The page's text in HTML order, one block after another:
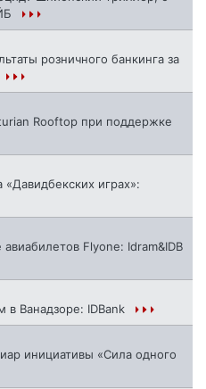
розничного банкинга за
Rooftop при поддержке
играх»:
Flyone: Idram&IDB
в Ванадзоре: IDBank
инициативы «Сила одного